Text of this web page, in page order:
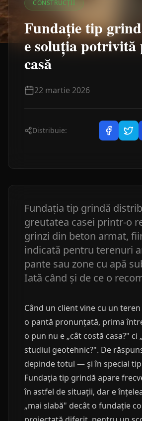
CONSTRUCȚII
Fundație tip
e soluția potrivită
casă
22 martie 2026
Distribuie:
Fundația tip grindă
greutatea casei printr-o
grinzi din beton armat,
indicată pentru terenuri
pante sau zone cu apă
Iată când și de ce o
Când un client vine cu un
o pantă pronunțată, prima
o pun nu e „cât costă casa?" ci
studiul geotehnic?". De
depinde totul — și în special
Fundația tip grindă apare
în astfel de situații, dar e
„mai slabă" decât o fundație